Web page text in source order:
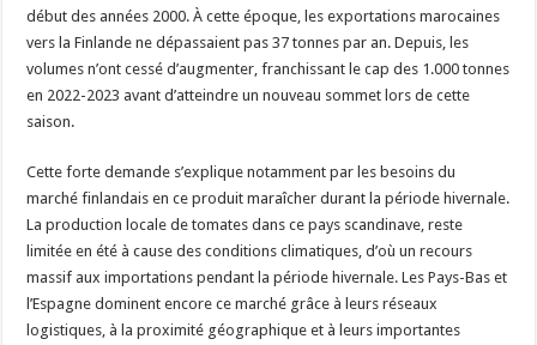
début des années 2000. À cette époque, les exportations marocaines
vers la Finlande ne dépassaient pas 37 tonnes par an. Depuis, les
volumes n’ont cessé d’augmenter, franchissant le cap des 1.000 tonnes
en 2022-2023 avant d’atteindre un nouveau sommet lors de cette
saison.
Cette forte demande s’explique notamment par les besoins du
marché finlandais en ce produit maraîcher durant la période hivernale.
La production locale de tomates dans ce pays scandinave, reste
limitée en été à cause des conditions climatiques, d’où un recours
massif aux importations pendant la période hivernale. Les Pays-Bas et
l’Espagne dominent encore ce marché grâce à leurs réseaux
logistiques, à la proximité géographique et à leurs importantes